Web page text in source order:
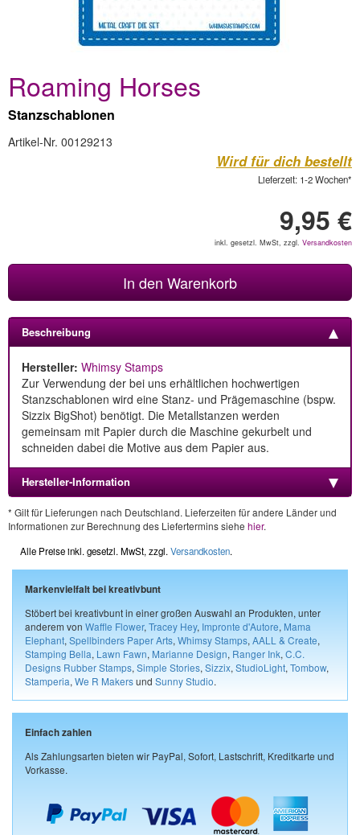
Roaming Horses
Stanzschablonen
Artikel-Nr. 00129213
Wird für dich bestellt
Lieferzeit: 1-2 Wochen*
9,95 €
inkl. gesetzl. MwSt, zzgl. Versandkosten
In den Warenkorb
Beschreibung
Hersteller: Whimsy Stamps
Zur Verwendung der bei uns erhältlichen hochwertigen
Stanzschablonen wird eine Stanz- und Prägemaschine (bspw.
Sizzix BigShot) benötigt. Die Metallstanzen werden
gemeinsam mit Papier durch die Maschine gekurbelt und
schneiden dabei die Motive aus dem Papier aus.
Hersteller-Information
* Gilt für Lieferungen nach Deutschland. Lieferzeiten für andere Länder und
Informationen zur Berechnung des Liefertermins siehe hier.
Alle Preise inkl. gesetzl. MwSt, zzgl. Versandkosten.
Markenvielfalt bei kreativbunt
Stöbert bei kreativbunt in einer großen Auswahl an Produkten, unter
anderem von Waffle Flower, Tracey Hey, Impronte d'Autore, Mama
Elephant, Spellbinders Paper Arts, Whimsy Stamps, AALL & Create,
Stamping Bella, Lawn Fawn, Marianne Design, Ranger Ink, C.C.
Designs Rubber Stamps, Simple Stories, Sizzix, StudioLight, Tombow,
Stamperia, We R Makersund Sunny Studio.
Einfach zahlen
Als Zahlungsarten bieten wir PayPal, Sofort, Lastschrift, Kreditkarte und
Vorkasse.